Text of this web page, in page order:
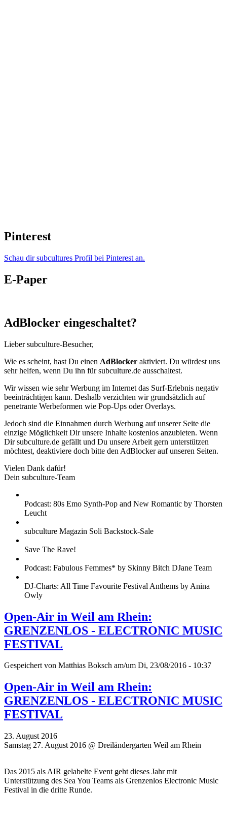
Pinterest
Schau dir subcultures Profil bei Pinterest an.
E-Paper
AdBlocker eingeschaltet?
Lieber subculture-Besucher,
Wie es scheint, hast Du einen AdBlocker aktiviert. Du würdest uns
sehr helfen, wenn Du ihn für subculture.de ausschaltest.
Wir wissen wie sehr Werbung im Internet das Surf-Erlebnis negativ
beeinträchtigen kann. Deshalb verzichten wir grundsätzlich auf
penetrante Werbeformen wie Pop-Ups oder Overlays.
Jedoch sind die Einnahmen durch Werbung auf unserer Seite die
einzige Möglichkeit Dir unsere Inhalte kostenlos anzubieten. Wenn
Dir subculture.de gefällt und Du unsere Arbeit gern unterstützen
möchtest, deaktiviere doch bitte den AdBlocker auf unseren Seiten.
Vielen Dank dafür!
Dein subculture-Team
Podcast: 80s Emo Synth-Pop and New Romantic by Thorsten
Leucht
subculture Magazin Soli Backstock-Sale
Save The Rave!
Podcast: Fabulous Femmes* by Skinny Bitch DJane Team
DJ-Charts: All Time Favourite Festival Anthems by Anina
Owly
Open-Air in Weil am Rhein:
GRENZENLOS - ELECTRONIC MUSIC
FESTIVAL
Gespeichert von Matthias Boksch am/um Di, 23/08/2016 - 10:37
Open-Air in Weil am Rhein:
GRENZENLOS - ELECTRONIC MUSIC
FESTIVAL
23. August 2016
Samstag 27. August 2016 @ Dreiländergarten Weil am Rhein
Das 2015 als AIR gelabelte Event geht dieses Jahr mit
Unterstützung des Sea You Teams als Grenzenlos Electronic Music
Festival in die dritte Runde.